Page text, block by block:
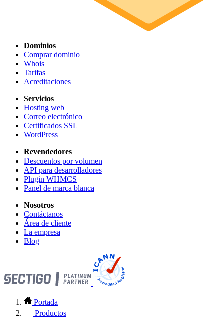
Dominios
Comprar dominio
Whois
Tarifas
Acreditaciones
Servicios
Hosting web
Correo electrónico
Certificados SSL
WordPress
Revendedores
Descuentos por volumen
API para desarrolladores
Plugin WHMCS
Panel de marca blanca
Nosotros
Contáctanos
Área de cliente
La empresa
Blog
Portada
Productos